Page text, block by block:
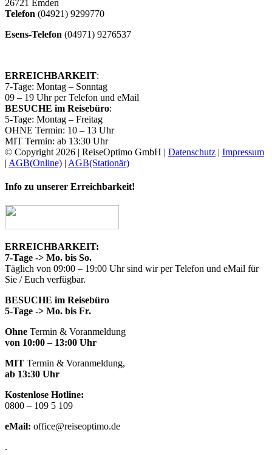
26721 Emden
Telefon (04921) 9299770
Esens-Telefon (04971) 9276537
ERREICHBARKEIT:
7-Tage: Montag – Sonntag
09 – 19 Uhr per Telefon und eMail
BESUCHE im Reisebüro:
5-Tage: Montag – Freitag
OHNE Termin: 10 – 13 Uhr
MIT Termin: ab 13:30 Uhr
© Copyright 2026 | ReiseOptimo GmbH | Datenschutz | Impressum
| AGB(Online) | AGB(Stationär)
Toggle
Bar
Area
Info zu unserer Erreichbarkeit!
ERREICHBARKEIT:
7-Tage -> Mo. bis So.
Täglich von 09:00 – 19:00 Uhr sind wir per Telefon und eMail für
Sie / Euch verfügbar.
BESUCHE im Reisebüro
5-Tage -> Mo. bis Fr.
Ohne Termin & Voranmeldung
von 10:00 – 13:00 Uhr
MIT Termin & Voranmeldung,
ab 13:30 Uhr
Kostenlose Hotline:
0800 – 109 5 109
eMail: office@reiseoptimo.de
.